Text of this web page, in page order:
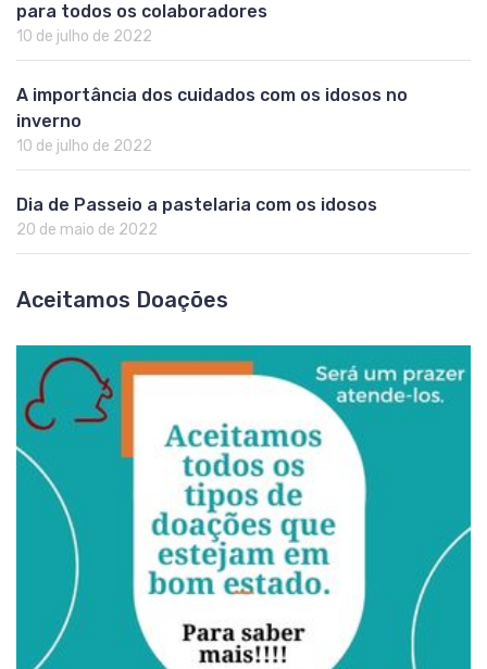
para todos os colaboradores
10 de julho de 2022
A importância dos cuidados com os idosos no
inverno
10 de julho de 2022
Dia de Passeio a pastelaria com os idosos
20 de maio de 2022
Aceitamos Doações